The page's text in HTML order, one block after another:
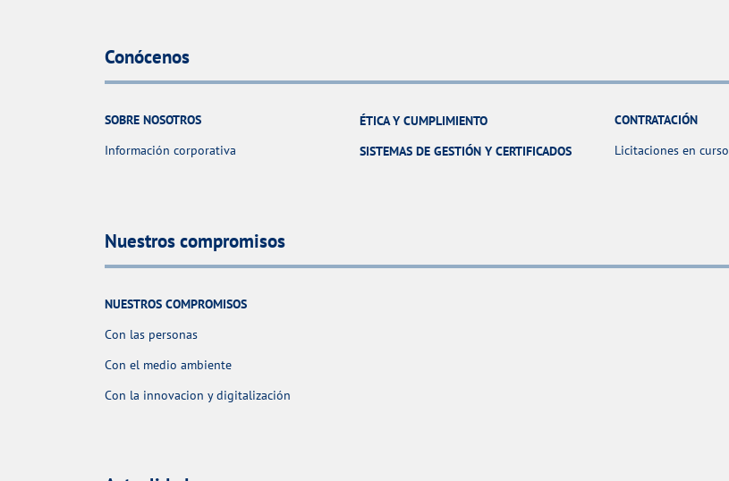
Conócenos
SOBRE NOSOTROS
Información corporativa
ÉTICA Y CUMPLIMIENTO
SISTEMAS DE GESTIÓN Y CERTIFICADOS
CONTRATACIÓN
Licitaciones en curso
Nuestros compromisos
NUESTROS COMPROMISOS
Con las personas
Con el medio ambiente
Con la innovacion y digitalización